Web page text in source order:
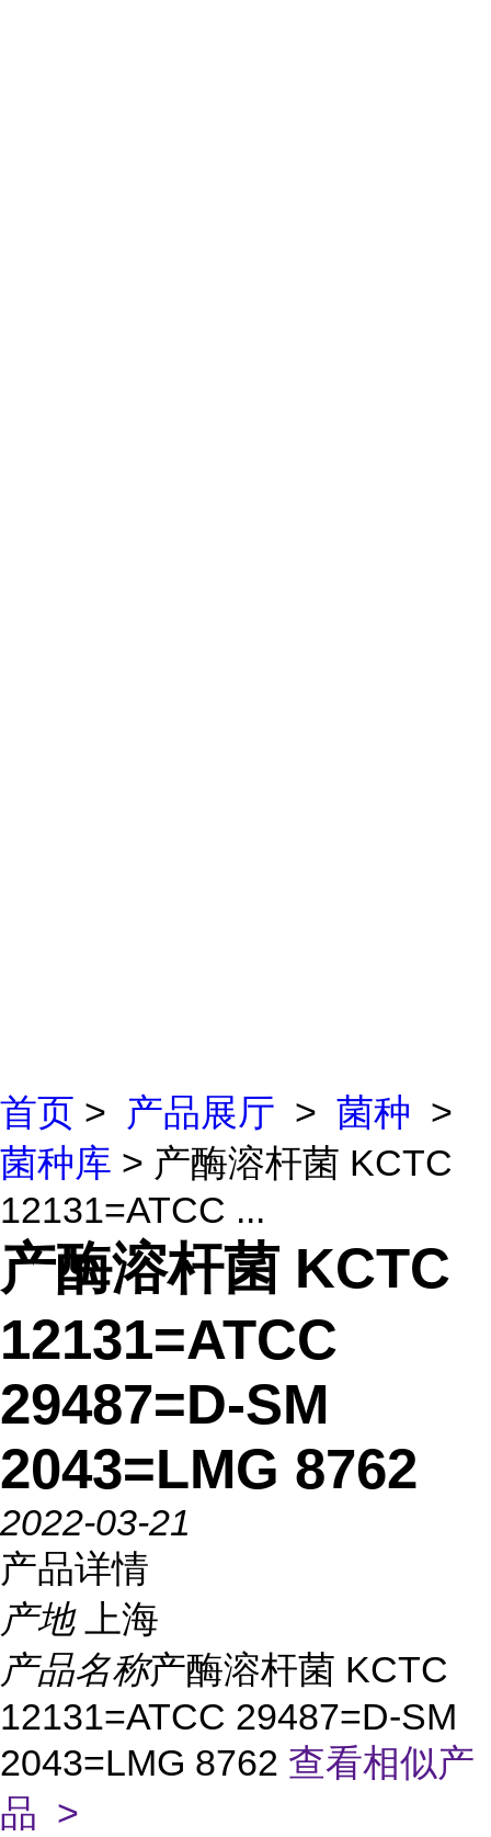
首页 > 产品展厅 > 菌种 >
菌种库 > 产酶溶杆菌 KCTC
12131=ATCC ...
产酶溶杆菌 KCTC
12131=ATCC
29487=D-SM
2043=LMG 8762
2022-03-21
产品详情
产地
上海
产品名称产酶溶杆菌 KCTC
12131=ATCC 29487=D-SM
2043=LMG 8762 查看相似产
品 >